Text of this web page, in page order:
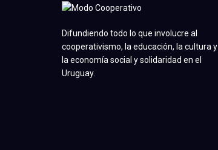
Difundiendo todo lo que involucre al
cooperativismo, la educación, la cultura y
la economía social y solidaridad en el
Uruguay.